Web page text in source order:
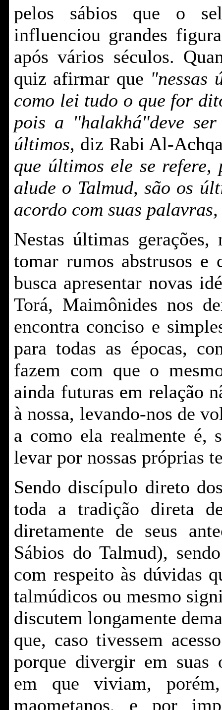
pelos sábios que o
influenciou grandes
após vários séculos.
quiz afirmar que "nessas
como lei tudo o que for
pois a "halakhá"deve
últimos, diz Rabi Al-
que últimos ele se
alude o Talmud, são os
acordo com suas
Nestas últimas
tomar rumos abstrusos e
busca apresentar novas
Torá, Maimônides nos
encontra conciso e
para todas as épocas,
fazem com que o
ainda futuras em relação
à nossa, levando-nos de
a como ela realmente é,
levar por nossas próprias
Sendo discípulo direto
toda a tradição direta
diretamente de seus
Sábios do Talmud),
com respeito às dúvidas
talmúdicos ou mesmo
discutem longamente
que, caso tivessem
porque divergir em suas
em que viviam,
maometanos, e por